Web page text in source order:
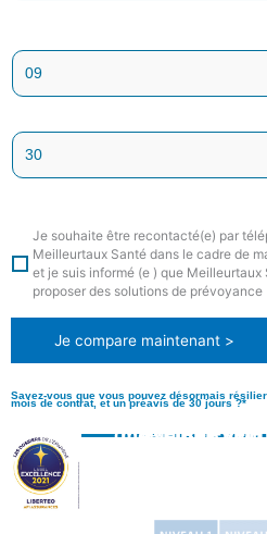
Savez-vous que vous pouvez désormais
mois de contrat, et un préavis de 30 jours ?*
Exemples de garanties avec notre offre
Je souhaite être recontacté(e) par
Meilleurtaux Santé dans le cadre de
et je suis informé (e ) que
proposer des solutions de prévoyance
Je compare maintenant >